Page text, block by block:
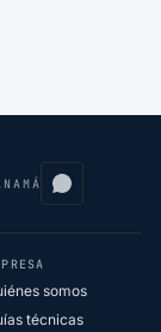
somos
técnicas